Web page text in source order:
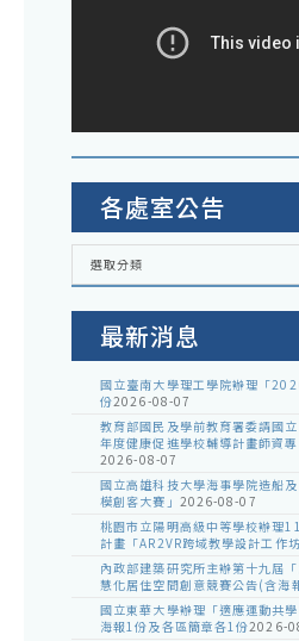
各處室公告
各
室
選取分類
最新消息
國立臺南大學理工學院辦理「
份2026-08-07
教育部國民及學前教育署委請國
年度健康促進學校輔導計畫師資
2026-08-07
國立高雄科技大學海事學院造船
模創客大賽」 2026-08-07
桃園市立陽明高級中等學校辦理
計畫「AR2VR跨域教學設計工作坊
內政部建築研究所主辦第十九屆
慧化居住空間創意競賽公告(含海
國立東華大學辦理「適應運動共
海報1份及各區簡章各1份2026-